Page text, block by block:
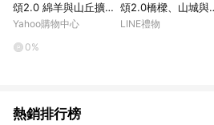
頌2.0 綿羊與山丘擴充
CARCASSONNE HILL
版 正版桌上遊戲專賣店
Yahoo購物中心
0%
頌2.0橋樑、山城與
集擴充 Carcassonne
LINE禮物
熱銷排行榜